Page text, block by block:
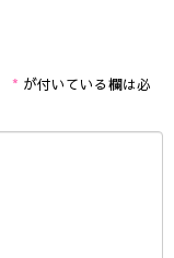
* が付いている欄は必